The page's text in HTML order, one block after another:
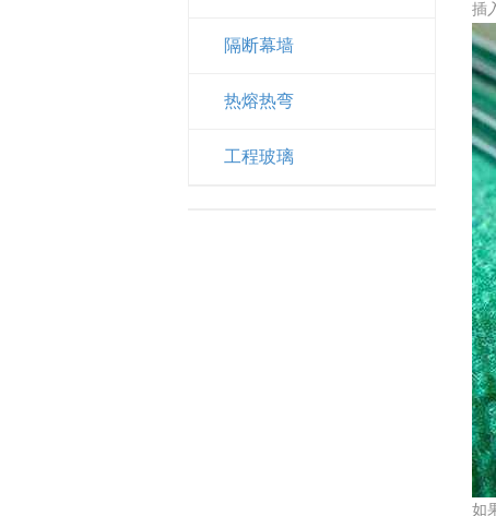
隔断幕墙
热熔热弯
工程玻璃
插
如